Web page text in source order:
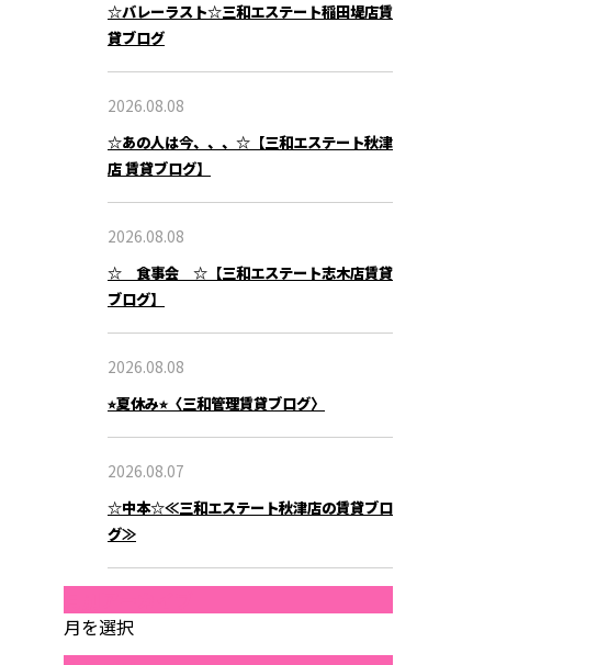
☆バレーラスト☆三和エステート稲田堤店賃
貸ブログ
2026.08.08
☆あの人は今、、、☆【三和エステート秋津
店 賃貸ブログ】
2026.08.08
☆ 食事会 ☆【三和エステート志木店賃貸
ブログ】
2026.08.08
⭐︎夏休み⭐︎〈三和管理賃貸ブログ〉
2026.08.07
☆中本☆≪三和エステート秋津店の賃貸ブロ
グ≫
月を選択